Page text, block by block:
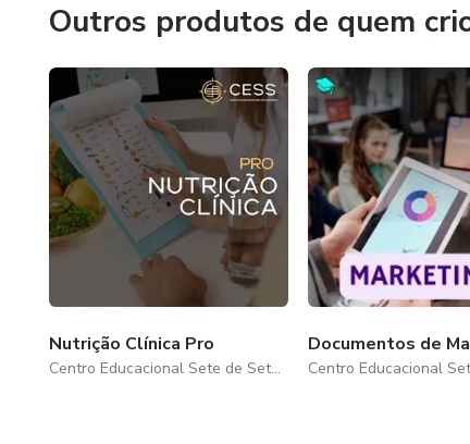
Outros produtos de quem
Nutrição Clínica Pro
Centro Educacional Sete de Setembro
Documentos de